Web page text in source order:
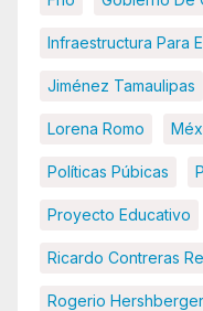
Infraestructura Para
Jiménez Tamaulipas
Lorena Romo
Políticas Púbicas
Proyecto Educativo
Ricardo Contreras
Rogerio